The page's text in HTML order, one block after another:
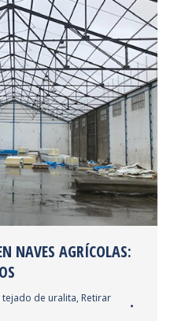
NAVES AGRÍCOLAS:
tejado de uralita, Retirar